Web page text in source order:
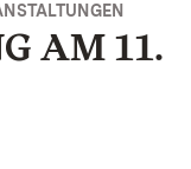
AM 11.